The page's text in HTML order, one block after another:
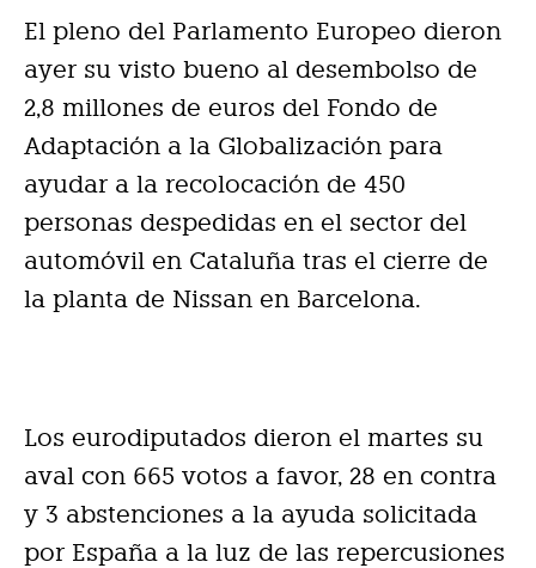
El pleno del Parlamento Europeo dieron
ayer su visto bueno al desembolso de
2,8 millones de euros del Fondo de
Adaptación a la Globalización para
ayudar a la recolocación de 450
personas despedidas en el sector del
automóvil en Cataluña tras el cierre de
la planta de Nissan en Barcelona.
Los eurodiputados dieron el martes su
aval con 665 votos a favor, 28 en contra
y 3 abstenciones a la ayuda solicitada
por España a la luz de las repercusiones